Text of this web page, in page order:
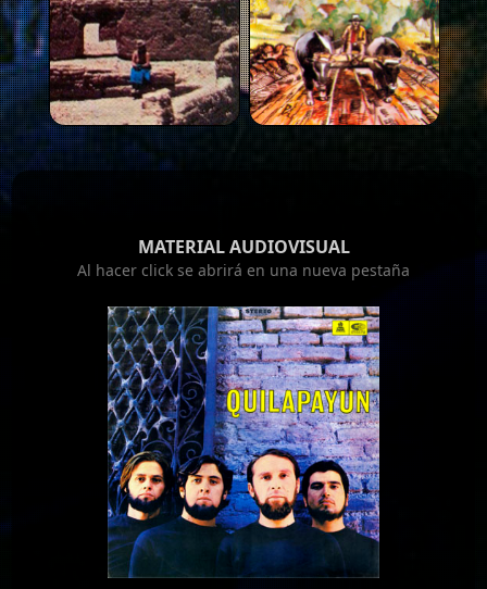
MATERIAL AUDIOVISUAL
Al hacer click se abrirá en una nueva pestaña